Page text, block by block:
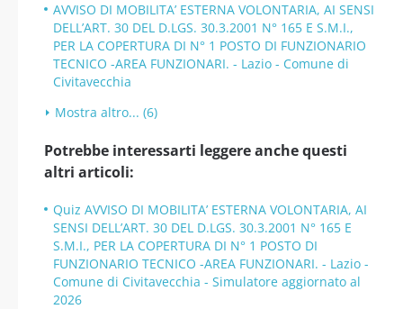
AVVISO DI MOBILITA’ ESTERNA VOLONTARIA, AI SENSI
DELL’ART. 30 DEL D.LGS. 30.3.2001 N° 165 E S.M.I.,
PER LA COPERTURA DI N° 1 POSTO DI FUNZIONARIO
TECNICO -AREA FUNZIONARI. - Lazio - Comune di
Civitavecchia
Mostra altro... (6)
Potrebbe interessarti leggere anche questi
altri articoli:
Quiz AVVISO DI MOBILITA’ ESTERNA VOLONTARIA, AI
SENSI DELL’ART. 30 DEL D.LGS. 30.3.2001 N° 165 E
S.M.I., PER LA COPERTURA DI N° 1 POSTO DI
FUNZIONARIO TECNICO -AREA FUNZIONARI. - Lazio -
Comune di Civitavecchia - Simulatore aggiornato al
2026